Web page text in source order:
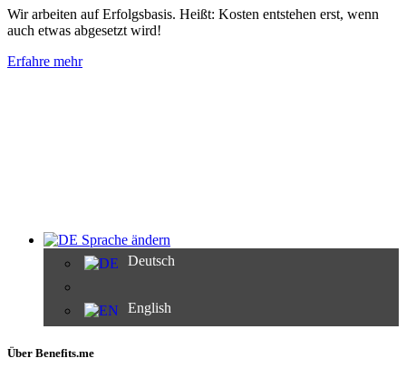
Wir arbeiten auf Erfolgsbasis. Heißt: Kosten entstehen erst, wenn
auch etwas abgesetzt wird!
Erfahre mehr
Sprache ändern
Deutsch
English
Über Benefits.me